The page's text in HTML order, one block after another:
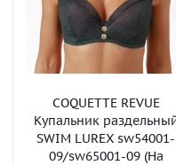
COQUETTE REVUE
Купальник
SWIM LUREX sw54001-
09/sw65001-09 (На